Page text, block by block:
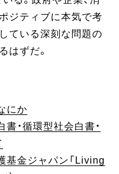
ジティブに本気で考
ている深刻な問題の
はずだ。
にか
・循環型社会白書・
基金ジャパン「Living